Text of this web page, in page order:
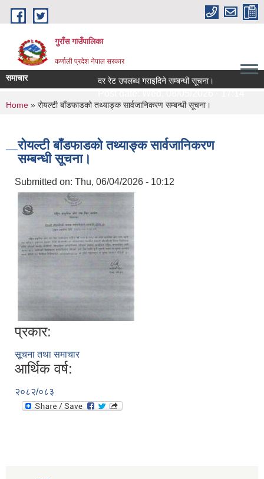
Skip to main content
गुराँस गाउँपालिका
कर्णाली प्रदेश नेपाल सरकार
समाचार दर रेट उपलब्ध गराइदिने सम्बन्धी सूचना।
You are here
Home » रोयल्टी बाँडफाडको तथ्याङ्क सार्वजानिकरण सम्बन्धी सूचना।
रोयल्टी बाँडफाडको तथ्याङ्क सार्वजानिकरण
सम्बन्धी सूचना।
Submitted on: Thu, 06/04/2026 - 10:12
प्रकार:
सूचना तथा समाचार
आर्थिक वर्ष:
२०८२/०८३